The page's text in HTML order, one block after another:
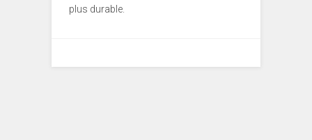
plus durable.